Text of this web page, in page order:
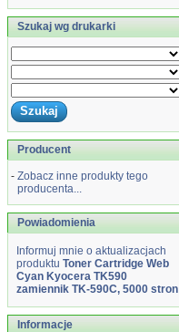
Szukaj wg drukarki
Producent
- Zobacz inne produkty tego
producenta...
Powiadomienia
Informuj mnie o aktualizacjach
produktu Toner Cartridge Web
Cyan Kyocera TK590
zamiennik TK-590C, 5000 stron
Informacje